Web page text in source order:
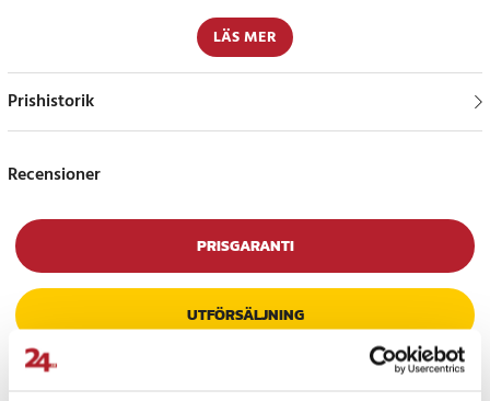
Batteri: litiumpolymer
Kapacitet: 20000 mAh (3,7V / 66,6Wh)
Portar:
inbyggd Lightning-kabel (utgång)
inbyggd USB-C-kabel (utgång)
Ingångsström:
Lightning: 5V - 2A, 9V - 2A，12V - 1,5A
LÄS MER
Prishistorik
Recensioner
PRISGARANTI
UTFÖRSÄLJNING